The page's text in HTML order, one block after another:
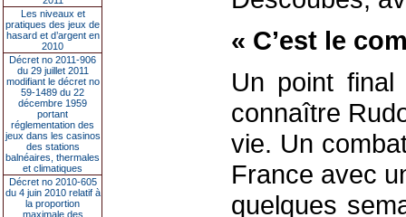
Les niveaux et
pratiques des jeux de
hasard et d’argent en
2010
Décret no 2011-906
du 29 juillet 2011
modifiant le décret no
59-1489 du 22
décembre 1959
portant
réglementation des
jeux dans les casinos
des stations
balnéaires, thermales
et climatiques
Décret no 2010-605
du 4 juin 2010 relatif à
la proportion
maximale des
« C’est le
Un point
connaître
vie. Un
France avec
quelques